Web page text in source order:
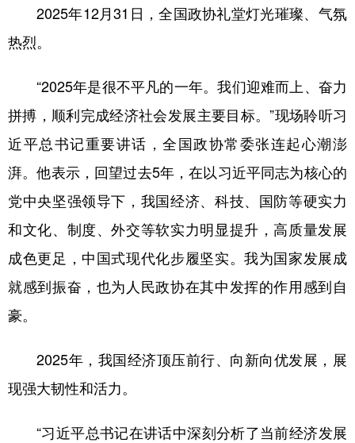
English Español Français عربى
Русский язык 日本語 한국어
Deutsch Português
2025年12月31日，全国政协礼堂灯光璀璨、气氛
热烈。
“2025年是很不平凡的一年。我们迎难而上、奋力
拼搏，顺利完成经济社会发展主要目标。”现场聆听习
近平总书记重要讲话，全国政协常委张连起心潮澎
湃。他表示，回望过去5年，在以习近平同志为核心的
党中央坚强领导下，我国经济、科技、国防等硬实力
和文化、制度、外交等软实力明显提升，高质量发展
成色更足，中国式现代化步履坚实。我为国家发展成
就感到振奋，也为人民政协在其中发挥的作用感到自
豪。
2025年，我国经济顶压前行、向新向优发展，展
现强大韧性和活力。
“习近平总书记在讲话中深刻分析了当前经济发展